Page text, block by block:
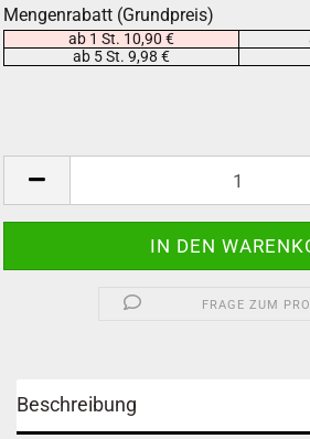
Mengenrabatt (Grundpreis)
ab 1 St. 10,90 €
ab 5 St. 9,98 €
FRAGE ZUM
Beschreibung